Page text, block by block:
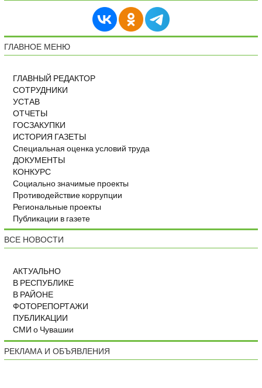
ГЛАВНОЕ МЕНЮ
ГЛАВНЫЙ РЕДАКТОР
СОТРУДНИКИ
УСТАВ
ОТЧЕТЫ
ГОСЗАКУПКИ
ИСТОРИЯ ГАЗЕТЫ
Специальная оценка условий труда
ДОКУМЕНТЫ
КОНКУРС
Социально значимые проекты
Противодействие коррупции
Региональные проекты
Публикации в газете
ВСЕ НОВОСТИ
АКТУАЛЬНО
В РЕСПУБЛИКЕ
В РАЙОНЕ
ФОТОРЕПОРТАЖИ
ПУБЛИКАЦИИ
СМИ о Чувашии
РЕКЛАМА И ОБЪЯВЛЕНИЯ